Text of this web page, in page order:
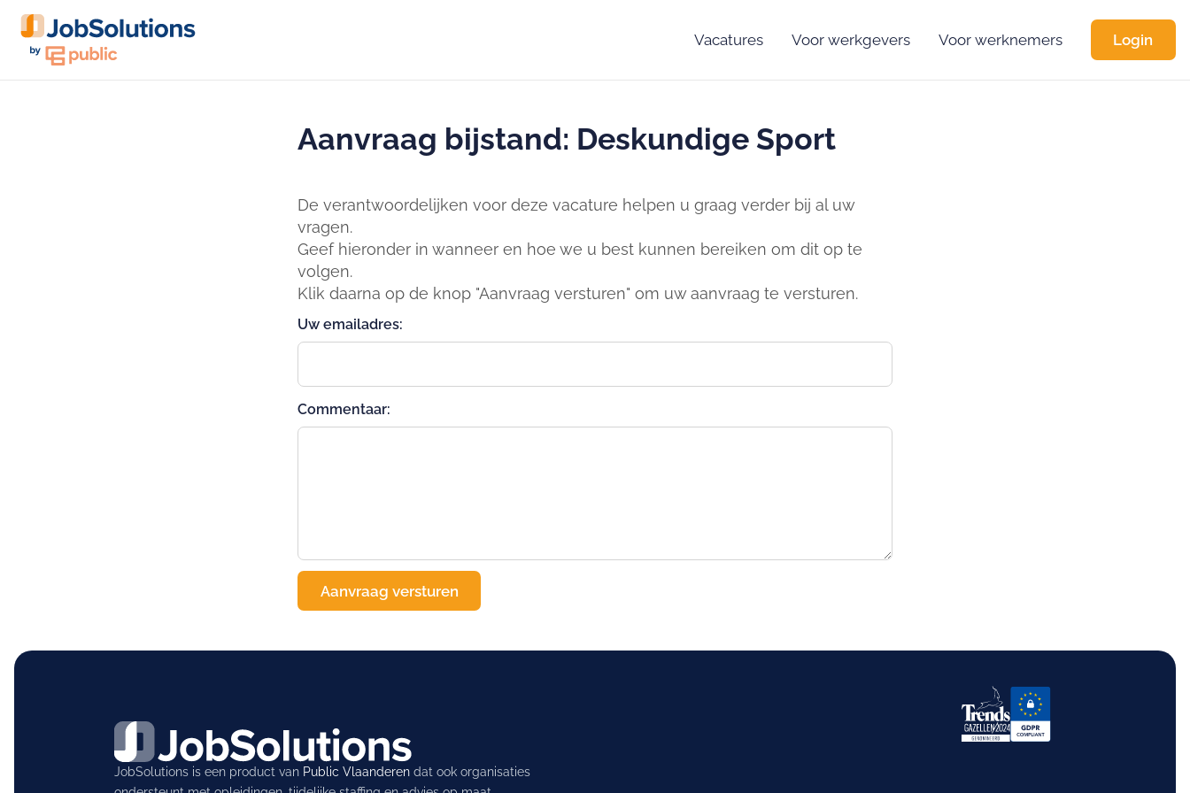
Vacatures Voor werkgevers Voor werknemers Login
Aanvraag bijstand: Deskundige Sport
De verantwoordelijken voor deze vacature helpen u graag verder bij al uw
vragen.
Geef hieronder in wanneer en hoe we u best kunnen bereiken om dit op te
volgen.
Klik daarna op de knop "Aanvraag versturen" om uw aanvraag te versturen.
Uw emailadres:
Commentaar:
JobSolutions is een product van Public Vlaanderendat ook organisaties